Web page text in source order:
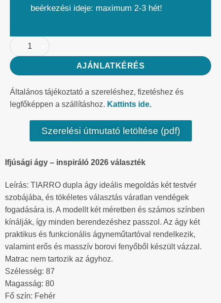
beérkezési ideje: maximum 2-3 hét!
AJÁNLATKÉRÉS
Általános tájékoztató a szereléshez, fizetéshez és
legfőképpen a szállításhoz. Kattints ide.
Szerelési útmutató letöltése (pdf)
Ifjúsági ágy – inspiráló 2026 választék
Leírás: TIARRO dupla ágy ideális megoldás két testvér
szobájába, és tökéletes választás váratlan vendégek
fogadására is. A modellt két méretben és számos színben
kínálják, így minden berendezéshez passzol. Az ágy két
praktikus és funkcionális ágyneműtartóval rendelkezik,
valamint erős és masszív borovi fenyőből készült vázzal.
Matrac nem tartozik az ágyhoz.
Szélesség: 87
Magasság: 80
Fő szín: Fehér